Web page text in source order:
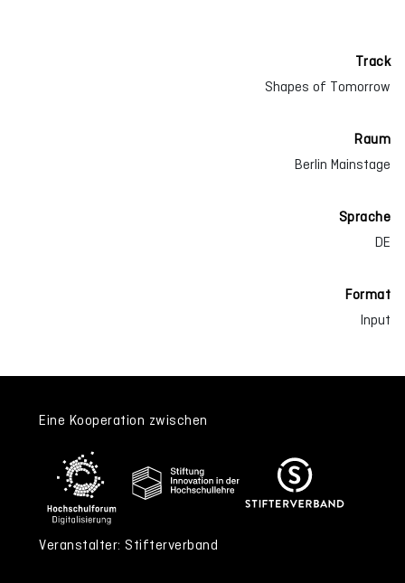
Track
Shapes of Tomorrow
Raum
Berlin Mainstage
Sprache
DE
Format
Input
Eine Kooperation zwischen
Veranstalter: Stifterverband